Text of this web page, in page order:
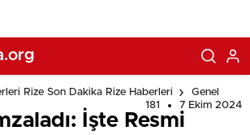
Rize Son Dakika Rize Haberleri
Genel
181
7 Ekim 2024
İşte Resmi